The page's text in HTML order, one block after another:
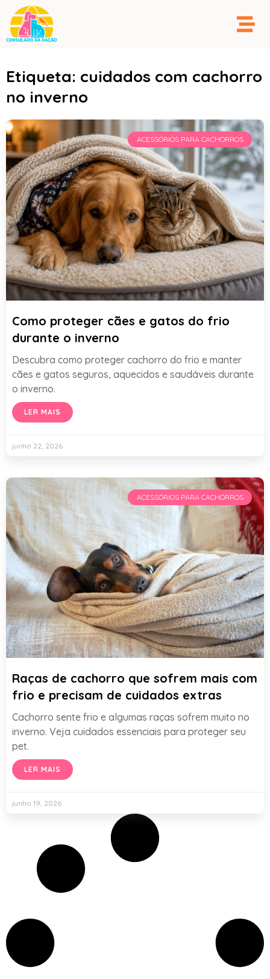
Etiqueta: cuidados com cachorro
no inverno
ACESSÓRIOS PARA CACHORROS
Como proteger cães e gatos do frio
durante o inverno
Descubra como proteger cachorro do frio e manter
cães e gatos seguros, aquecidos e saudáveis durante
o inverno.
LER MAIS
junho 22, 2026
ACESSÓRIOS PARA CACHORROS
Raças de cachorro que sofrem mais com
frio e precisam de cuidados extras
Cachorro sente frio e algumas raças sofrem muito no
inverno. Veja cuidados essenciais para proteger seu
pet.
LER MAIS
junho 19, 2026